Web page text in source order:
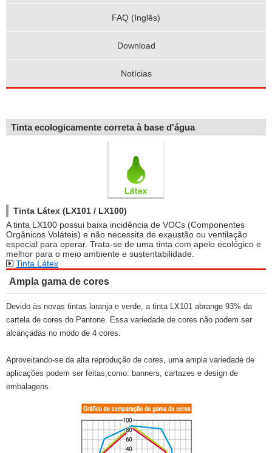
FAQ (Inglês)
Download
Notícias
Tinta ecologicamente correta à base d'água
Tinta Látex (LX101 / LX100)
A tinta LX100 possui baixa incidência de VOCs (Componentes
Orgânicos Voláteis) e não necessita de exaustão ou ventilação
especial para operar. Trata-se de uma tinta com apelo ecológico e
melhor para o meio ambiente e sustentabilidade.
Tinta Látex
Ampla gama de cores
Devido às novas tintas laranja e verde, a tinta LX101 abrange 93% da
cartela de cores do Pantone. Essa variedade de cores não podem ser
alcançadas no modo de 4 cores.
Aproveitando-se da alta reprodução de cores, uma ampla variedade de
aplicações podem ser feitas,como: banners, cartazes e design de
embalagens.